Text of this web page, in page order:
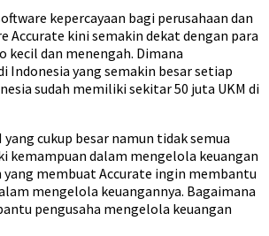
kepercayaan bagi perusahaan dan
Accurate kini semakin dekat dengan para
kecil dan menengah. Dimana
Indonesia yang semakin besar setiap
sudah memiliki sekitar 50 juta UKM di
yang cukup besar namun tidak semua
kemampuan dalam mengelola keuangan
yang membuat Accurate ingin membantu
mengelola keuangannya. Bagaimana
pengusaha mengelola keuangan